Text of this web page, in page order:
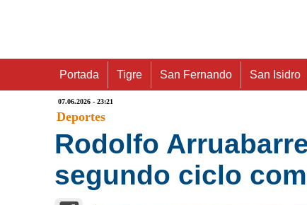
Portada Tigre San Fernando San Isidro
07.06.2026 - 23:21
Deportes
Rodolfo
segundo ciclo